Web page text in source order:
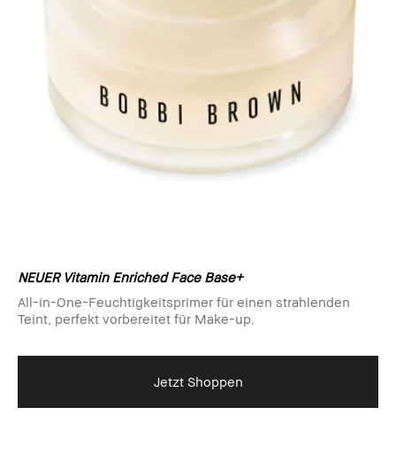
NEUER Vitamin Enriched Face Base+
All-in-One-Feuchtigkeitsprimer für einen strahlenden
Teint, perfekt vorbereitet für Make-up.
Jetzt Shoppen